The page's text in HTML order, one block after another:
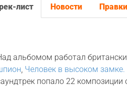
лист Новости Правки
альбомом работал
, Человек в высоком замке.
попало 22